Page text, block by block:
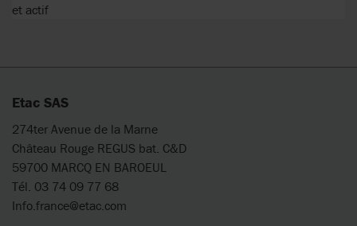
et actif
Etac SAS
274ter Avenue de la Marne
Château Rouge REGUS bat. C&D
59700 MARCQ EN BAROEUL
Tél. 03 74 09 77 68
Info.france@etac.com